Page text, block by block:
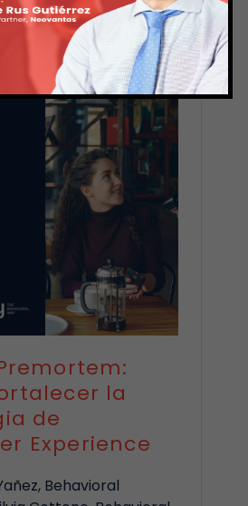
la
de
Experience
Behavioral